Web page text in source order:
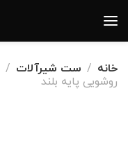
خانه ست شیرآلات
روشویی پایه بلند